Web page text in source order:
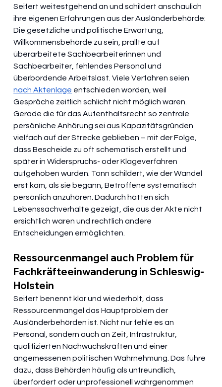
Seifert weitestgehend an und schildert anschaulich
ihre eigenen Erfahrungen aus der Ausländerbehörde:
Die gesetzliche und politische Erwartung,
Willkommensbehörde zu sein, prallte auf
überarbeitete Sachbearbeiterinnen und
Sachbearbeiter, fehlendes Personal und
überbordende Arbeitslast. Viele Verfahren seien
nach Aktenlage entschieden worden, weil
Gespräche zeitlich schlicht nicht möglich waren.
Gerade die für das Aufenthaltsrecht so zentrale
persönliche Anhörung sei aus Kapazitätsgründen
vielfach auf der Strecke geblieben – mit der Folge,
dass Bescheide zu oft schematisch erstellt und
später in Widerspruchs- oder Klageverfahren
aufgehoben wurden. Tonn schildert, wie der Wandel
erst kam, als sie begann, Betroffene systematisch
persönlich anzuhören. Dadurch hätten sich
Lebenssachverhalte gezeigt, die aus der Akte nicht
ersichtlich waren und rechtlich andere
Entscheidungen ermöglichten.
Ressourcenmangel auch Problem für
Fachkräfteeinwanderung in Schleswig-
Holstein
Seifert benennt klar und wiederholt, dass
Ressourcenmangel das Hauptproblem der
Ausländerbehörden ist. Nicht nur fehle es an
Personal, sondern auch an Zeit, Infrastruktur,
qualifizierten Nachwuchskräften und einer
angemessenen politischen Wahrnehmung. Das führe
dazu, dass Behörden häufig als unfreundlich,
überfordert oder unprofessionell wahrgenommen